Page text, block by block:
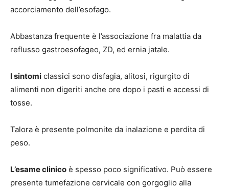
accorciamento dell’esofago.
Abbastanza frequente è l’associazione fra malattia da
reflusso gastroesofageo, ZD, ed ernia jatale.
I sintomi classici sono disfagia, alitosi, rigurgito di
alimenti non digeriti anche ore dopo i pasti e accessi di
tosse.
Talora è presente polmonite da inalazione e perdita di
peso.
L’esame clinico è spesso poco significativo. Può essere
presente tumefazione cervicale con gorgoglio alla